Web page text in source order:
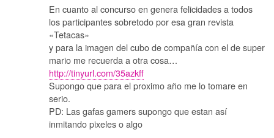
En cuanto al concurso en genera felicidades a todos
los participantes sobretodo por esa gran revista
«Tetacas»
y para la imagen del cubo de compañía con el de super
mario me recuerda a otra cosa…
http://tinyurl.com/35azkff
Supongo que para el proximo año me lo tomare en
serio.
PD: Las gafas gamers supongo que estan así
inmitando pixeles o algo